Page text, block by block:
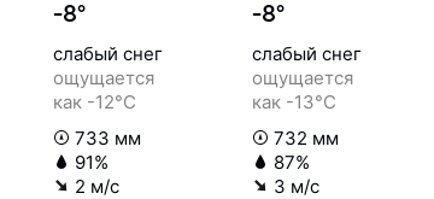
-8°
слабый снег
ощущается
как -12°C
733 мм
91%
2 м/с
-8°
слабый снег
ощущается
как -13°C
732 мм
87%
3 м/с